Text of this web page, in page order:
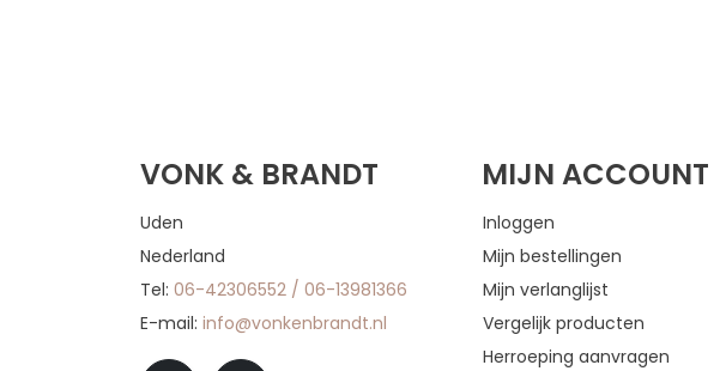
VONK & BRANDT
Uden
Nederland
Tel: 06-42306552 / 06-13981366
E-mail: info@vonkenbrandt.nl
MIJN ACCOUNT
Inloggen
Mijn bestellingen
Mijn verlanglijst
Vergelijk producten
Herroeping aanvragen